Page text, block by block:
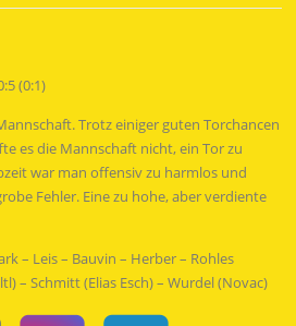
(0:1)
Trotz einiger guten Torchancen
es die Mannschaft nicht, ein Tor zu
war man offensiv zu harmlos und
Fehler. Eine zu hohe, aber verdiente
– Leis – Bauvin – Herber – Rohles
– Schmitt (Elias Esch) – Wurdel (Novac)